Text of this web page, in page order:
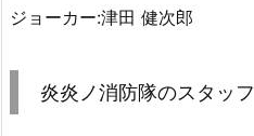
ジョーカー:津田 健次郎
炎炎ノ消防隊のスタッフ